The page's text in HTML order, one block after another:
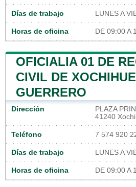
Días de trabajo LUNES A
Horas de oficina DE 09:00 A
OFICIALIA 01 DE
CIVIL DE
GUERRERO
Dirección
PLAZA
41240
Teléfono 7 574 920
Días de trabajo LUNES A
Horas de oficina DE 09:00 A